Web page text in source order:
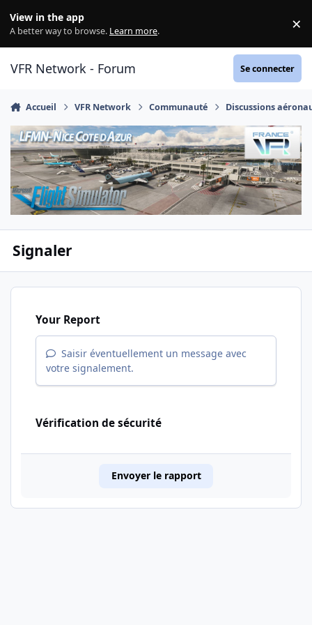
View in the app
A better way to browse. Learn more. ×
VFR Network - Forum Se connecter
Accueil VFR Network Communauté Discussions
Signaler
Your Report
Saisir éventuellement un message avec
votre signalement.
Vérification de sécurité
Envoyer le rapport